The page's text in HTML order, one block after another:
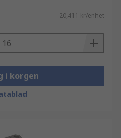
20,411 kr/enhet
i korgen